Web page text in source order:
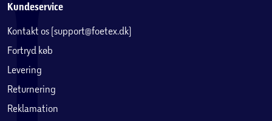
Kundeservice
Kontakt os (support@foetex.dk)
Fortryd køb
Levering
Returnering
Reklamation